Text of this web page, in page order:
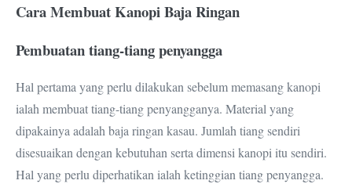
Cara Membuat Kanopi Baja Ringan
Pembuatan tiang-tiang penyangga
Hal pertama yang perlu dilakukan sebelum memasang kanopi
ialah membuat tiang-tiang penyangganya. Material yang
dipakainya adalah baja ringan kasau. Jumlah tiang sendiri
disesuaikan dengan kebutuhan serta dimensi kanopi itu sendiri.
Hal yang perlu diperhatikan ialah ketinggian tiang penyangga.